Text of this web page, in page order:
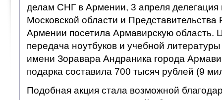
делам СНГ в Армении, 3 апреля делегация
Московской области и Представительства
Армении посетила Армавирскую область.
передача ноутбуков и учебной
имени Зоравара Андраника города
подарка составила 700 тысяч рублей (9
Подобная акция стала возможной